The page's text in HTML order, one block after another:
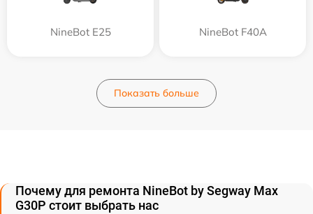
NineBot E25 NineBot F40A
Показать больше
Почему для ремонта NineBot by Segway Max
G30P стоит выбрать нас